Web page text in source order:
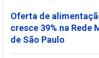
Oferta de
cresce 39% na Rede
de São Paulo